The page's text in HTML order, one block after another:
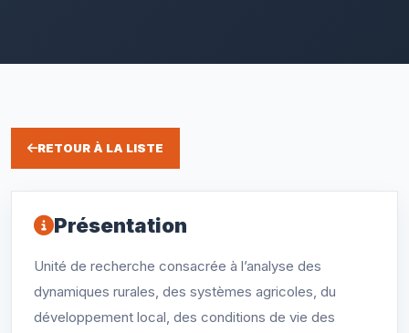
RETOUR À LA LISTE
Présentation
Unité de recherche consacrée à l’analyse des
dynamiques rurales, des systèmes agricoles, du
développement local, des conditions de vie des